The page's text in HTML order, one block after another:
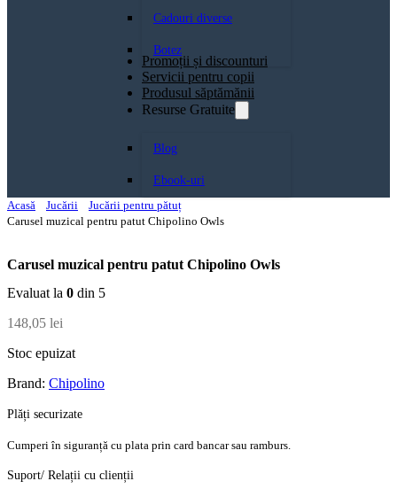
Cadouri diverse
Botez
Promoții și discounturi
Servicii pentru copii
Produsul săptămănii
Resurse Gratuite
Blog
Ebook-uri
Acasă
Jucării
Jucării pentru pătuț
Carusel muzical pentru patut Chipolino Owls
Carusel muzical pentru patut Chipolino Owls
Evaluat la 0 din 5
148,05 lei
Stoc epuizat
Brand: Chipolino
Plăți securizate
Cumperi în siguranță cu plata prin card bancar sau ramburs.
Suport/ Relații cu clienții